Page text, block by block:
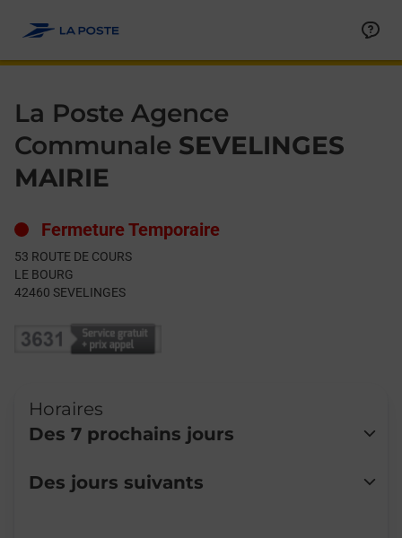
La Poste Agence
Communale SEVELINGES
MAIRIE
Fermeture Temporaire
53 ROUTE DE COURS
LE BOURG
42460 SEVELINGES
Horaires
Des 7 prochains jours
Lundi
Fermé
Des jours suivants